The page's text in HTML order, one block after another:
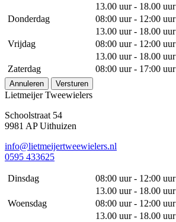
13.00 uur - 18.00 uur
Donderdag
08:00 uur - 12:00 uur
13.00 uur - 18.00 uur
Vrijdag
08:00 uur - 12:00 uur
13.00 uur - 18.00 uur
Zaterdag
08:00 uur - 17:00 uur
Annuleren Versturen
Lietmeijer Tweewielers
Schoolstraat 54
9981 AP Uithuizen
info@lietmeijertweewielers.nl
0595 433625
Dinsdag
08:00 uur - 12:00 uur
13.00 uur - 18.00 uur
Woensdag
08:00 uur - 12:00 uur
13.00 uur - 18.00 uur